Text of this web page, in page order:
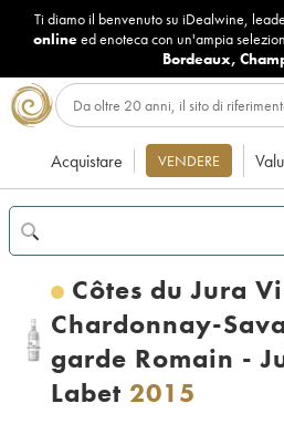
Ti diamo il benvenuto su iDealwine,
onlineed enoteca con un'ampia
Bordeaux,
Acquistare VENDERE
Côtes du Jura
Chardonnay-
garde Romain -
Labet 2015